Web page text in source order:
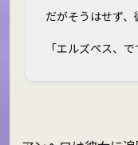
だがそうはせず、
「エルズペス、